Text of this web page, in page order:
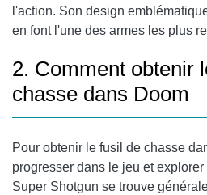
l'action. Son design
en font l'une des armes les plus
2. Comment obtenir
chasse dans Doom
Pour obtenir le fusil de chasse
progresser dans le jeu et
Super Shotgun se trouve